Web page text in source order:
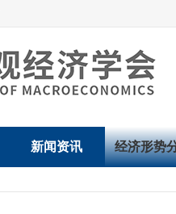
新闻资讯 经济形势